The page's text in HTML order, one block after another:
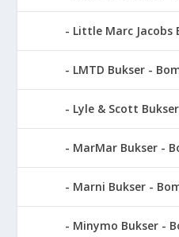
Little Marc Jacobs
LMTD Bukser -
Lyle & Scott
MarMar Bukser -
Marni Bukser -
Minymo Bukser -